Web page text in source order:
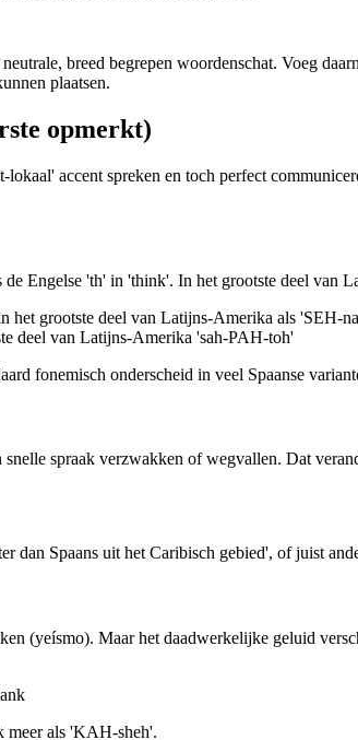
breed begrepen woordenschat. Voeg
plaatsen.
opmerkt)
accent spreken en toch perfect
de Engelse 'th' in 'think'. In het grootste deel van
het grootste deel van Latijns-Amerika als 'SEH-
deel van Latijns-Amerika 'sah-PAH-toh'
fonemisch onderscheid in veel Spaanse
snelle spraak verzwakken of wegvallen. Dat
dan Spaans uit het Caribisch gebied', of juist
(yeísmo). Maar het daadwerkelijke geluid
meer als 'KAH-sheh'.